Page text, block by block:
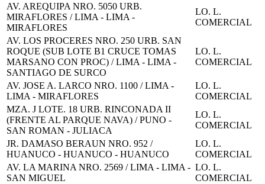
AV. AREQUIPA NRO. 5050 URB.
MIRAFLORES / LIMA - LIMA -
MIRAFLORES
LO. L.
COMERCIAL
AV. LOS PROCERES NRO. 250 URB. SAN
ROQUE (SUB LOTE B1 CRUCE TOMAS
MARSANO CON PROC) / LIMA - LIMA -
SANTIAGO DE SURCO
LO. L.
COMERCIAL
AV. JOSE A. LARCO NRO. 1100 / LIMA -
LIMA - MIRAFLORES
LO. L.
COMERCIAL
MZA. J LOTE. 18 URB. RINCONADA II
(FRENTE AL PARQUE NAVA) / PUNO -
SAN ROMAN - JULIACA
LO. L.
COMERCIAL
JR. DAMASO BERAUN NRO. 952 /
HUANUCO - HUANUCO - HUANUCO
LO. L.
COMERCIAL
AV. LA MARINA NRO. 2569 / LIMA - LIMA -
SAN MIGUEL
LO. L.
COMERCIAL